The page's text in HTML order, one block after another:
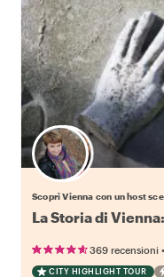
Scegli il
Scopri Vienna con un host
La Storia di
369 recensioni •
CITY HIGHLIGHT TOUR